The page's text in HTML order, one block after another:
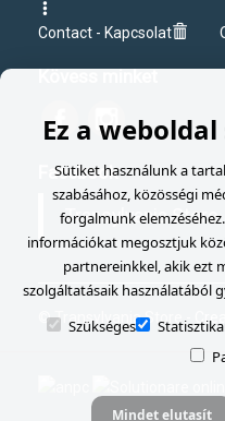
Contact - Kapcsolat
Kövess minket
Facebook
Transylvania Store
© Transylvania Store -
Ez a
Sütiket használunk a
szabásához, közösségi
forgalmunk
információkat megosztjuk
partnereinkkel, akik ezt
szolgáltatásaik használatából
Szükséges
Mindet elutasít